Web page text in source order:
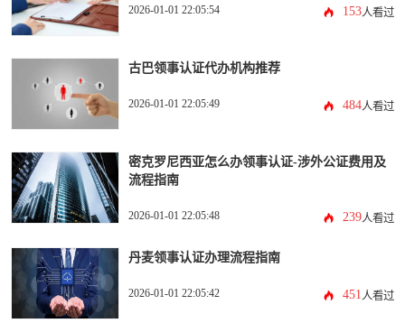
2026-01-01 22:05:54 153人看过
古巴领事认证代办机构推荐
2026-01-01 22:05:49 484人看过
密克罗尼西亚怎么办领事认证-涉外公证费用及
流程指南
2026-01-01 22:05:48 239人看过
丹麦领事认证办理流程指南
2026-01-01 22:05:42 451人看过